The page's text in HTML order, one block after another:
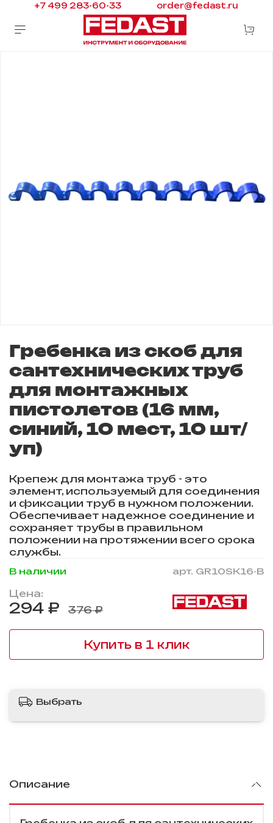
+7 499 283-60-33 order@fedast.ru
арт. GR10SK16-B
В наличии
Гребенка из скоб для
сантехнических труб
для монтажных
пистолетов (16 мм,
синий, 10 мест, 10 шт/
уп)
Цена:
294 ₽ 376 ₽
Купить в 1 клик
Крепеж для монтажа труб - это
элемент, используемый для соединения
и фиксации труб в нужном положении.
Обеспечивает надежное соединение и
сохраняет трубы в правильном
положении на протяжении всего срока
службы.
Выбрать
Описание